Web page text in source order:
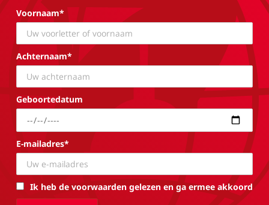
Voornaam*
Achternaam*
Geboortedatum
E-mailadres*
Ik heb de voorwaarden gelezen en ga ermee akkoord